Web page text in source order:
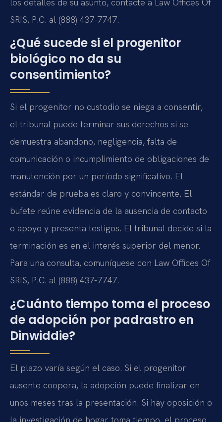
SRIS, P.C. al (888) 437-7747.
¿Qué sucede si el progenitor
biológico no da su
consentimiento?
Si el progenitor no custodio se niega a consentir,
el tribunal puede terminar sus derechos si se
demuestra abandono, negligencia, falta de
comunicación o incumplimiento de obligaciones de
manutención por un período significativo. El
estándar de prueba es claro y convincente. El
bufete reúne evidencia de la ausencia de contacto
o apoyo y presenta testigos. El tribunal decide si la
terminación es en el interés superior del menor.
Para una consulta, comuníquese con Law Offices Of
SRIS, P.C. al (888) 437-7747.
¿Cuánto tiempo toma el proceso
de adopción por padrastro en
Dinwiddie?
El plazo varía según el caso. Si el progenitor
ausente coopera, la adopción puede finalizar en
unos meses tras la presentación. Si hay oposición o
la investigación de hogar toma tiempo, el proceso